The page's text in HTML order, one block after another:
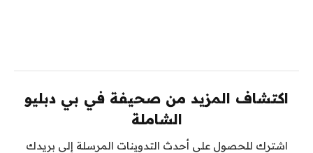
اكتشاف المزيد من صحيفة في بي دبليو
الشاملة
اشترك للحصول على أحدث التدوينات المرسلة إلى بريدك